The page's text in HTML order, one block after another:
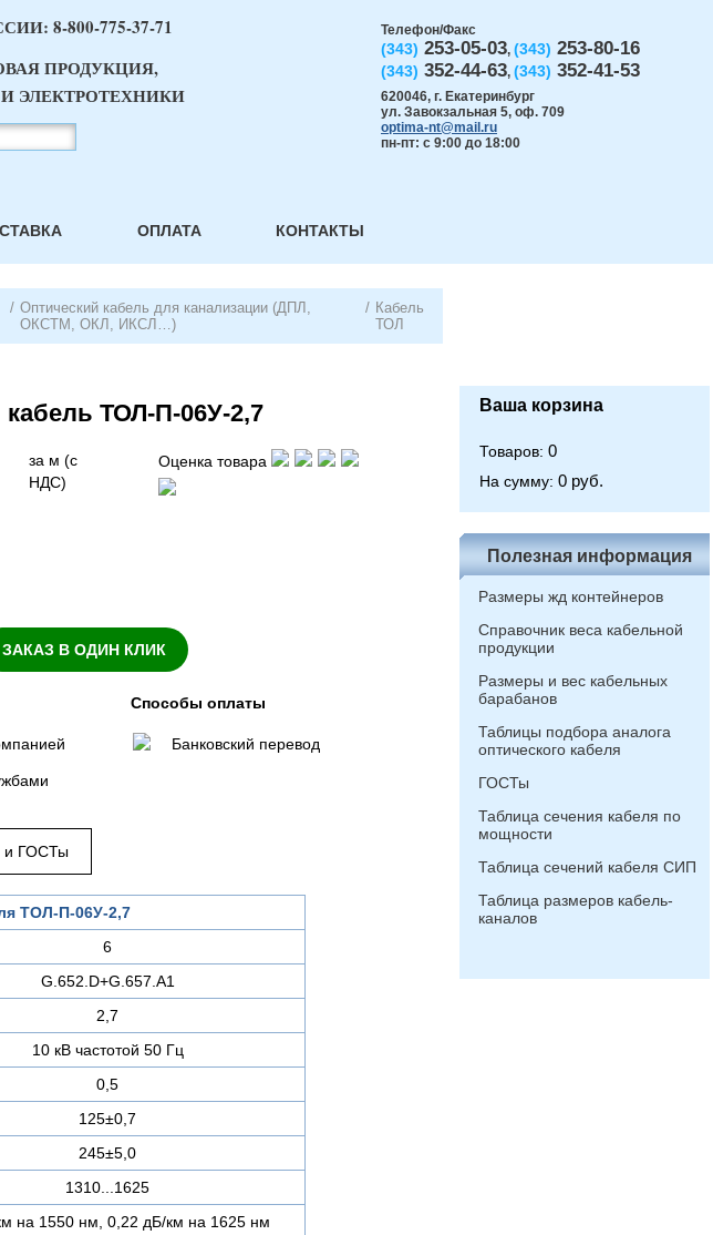
Телефон/Факс
(343) 253-05-03, (343) 253-80-16
(343) 352-44-63, (343) 352-41-53
620046, г. Екатеринбург
ул. Завокзальная 5, оф. 709
optima-nt@mail.ru
пн-пт: с 9:00 до 18:00
8-800-775-37-71
ПРОДУКЦИЯ,
ЭЛЕКТРОТЕХНИКИ
ОПЛАТА КОНТАКТЫ
/ Оптический кабель для канализации (ДПЛ,
ОКСТМ, ОКЛ, ИКСЛ…)
/ Кабель
ТОЛ
ТОЛ-П-06У-2,7
за м (с
НДС)
Оценка товара
ЗАКАЗ В ОДИН КЛИК
Способы оплаты
Банковский перевод
и ГОСТы
ТОЛ-П-06У-2,7
6
G.652.D+G.657.A1
2,7
10 кВ частотой 50 Гц
0,5
125±0,7
245±5,0
1310...1625
на 1550 нм, 0,22 дБ/км на 1625 нм
Ваша корзина
Товаров: 0
На сумму: 0 руб.
Полезная информация
Размеры жд контейнеров
Справочник веса кабельной
продукции
Размеры и вес кабельных
барабанов
Таблицы подбора аналога
оптического кабеля
ГОСТы
Таблица сечения кабеля по
мощности
Таблица сечений кабеля СИП
Таблица размеров кабель-
каналов